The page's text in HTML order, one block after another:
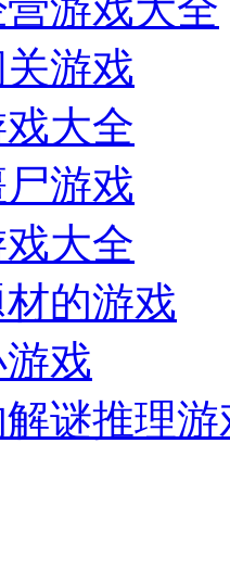
游戏
大全
游戏
大全
的游戏
戏
谜推理游